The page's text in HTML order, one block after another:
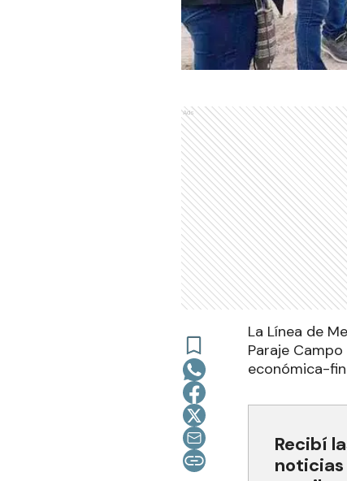
Ads
La Línea de
Paraje
económica-
Recibí